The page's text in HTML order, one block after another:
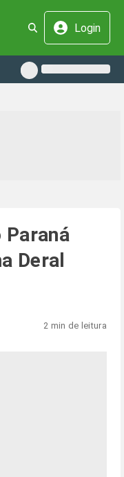
Login
Paraná
Deral
2 min de leitura